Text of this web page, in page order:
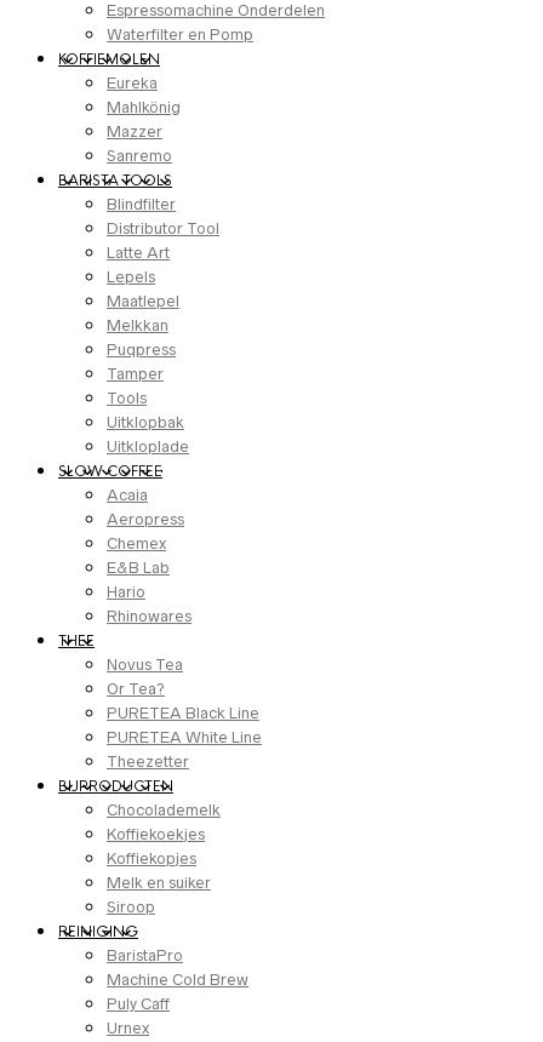
Espressomachine Onderdelen
Waterfilter en Pomp
KOFFIEMOLEN
Eureka
Mahlkönig
Mazzer
Sanremo
BARISTA TOOLS
Blindfilter
Distributor Tool
Latte Art
Lepels
Maatlepel
Melkkan
Puqpress
Tamper
Tools
Uitklopbak
Uitkloplade
SLOW COFFEE
Acaia
Aeropress
Chemex
E&B Lab
Hario
Rhinowares
THEE
Novus Tea
Or Tea?
PURETEA Black Line
PURETEA White Line
Theezetter
BIJPRODUCTEN
Chocolademelk
Koffiekoekjes
Koffiekopjes
Melk en suiker
Siroop
REINIGING
BaristaPro
Machine Cold Brew
Puly Caff
Urnex